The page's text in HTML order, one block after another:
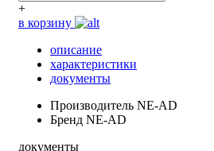
+
в корзину
описание
характеристики
документы
Производитель NE-AD
Бренд NE-AD
документы